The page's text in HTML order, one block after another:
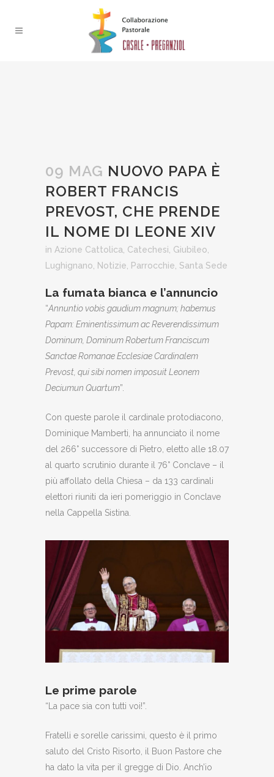
09 MAG NUOVO PAPA È
ROBERT FRANCIS
PREVOST, CHE PRENDE
IL NOME DI LEONE XIV
in Azione Cattolica Catechesi Giubileo
Lughignano
Notizie Parrocchie Santa Sede
La fumata bianca e l’annuncio
“Annuntio vobis gaudium magnum; habemus
Papam: Eminentissimum ac Reverendissimum
Dominum, Dominum Robertum Franciscum
Sanctae Romanae Ecclesiae Cardinalem
Prevost, qui sibi nomen imposuit Leonem
Deciumun Quartum”.
Con queste parole il cardinale protodiacono,
Dominique Mamberti, ha annunciato il nome
del 266° successore di Pietro, eletto alle 18.07
al quarto scrutinio durante il 76° Conclave – il
più affollato della Chiesa – da 133 cardinali
elettori riuniti da ieri pomeriggio in Conclave
nella Cappella Sistina.
Le prime parole
“La pace sia con tutti voi!”.
Fratelli e sorelle carissimi, questo è il primo
saluto del Cristo Risorto, il Buon Pastore che
ha dato la vita per il gregge di Dio. Anch’io